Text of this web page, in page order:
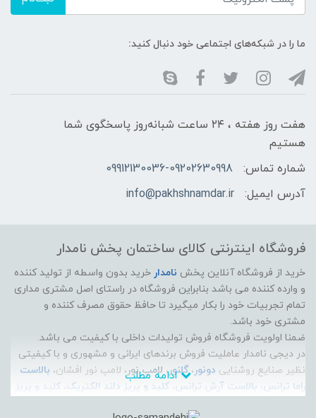
ما را در شبکه‌های اجتماعی خود دنبال کنید:
هفت روز هفته ، ۲۴ ساعت شبانه‌روز پاسخگوی شما
هستیم
شماره تماس:
09912130036-09202630998
آدرس ایمیل:
info@pakhshnamdar.ir
فروشگاه اینترنتی کالای ساختمان پخش نامدار
خرید از فروشگاه آنلاین پخش نامدار خرید بدون واسطه از تولید کننده
و وارده کننده می باشد بنابراین فروشگاه در راستای اصل مشتری مداری
تمام تجربیات خود را بکار میگیرد تا حافظ حقوق مصرف کننده و
مشتری خود باشد.
ضمنا اولویت فروشگاه فروش تولیدات داخلی با کیفیت می باشد.
در دیجی نامدار عاملیت فروش برندهای ایرانی و مشهوری و با کیفیتی
نظیر صنایع روشنایی دونور ،گلنور، لامپ نور ، لامپ نور افشان، بالاست
راما ترانس بالاست آرش ترانس کلید و پریز دلند الکتریک کلید و پریز
ادامه مطلب